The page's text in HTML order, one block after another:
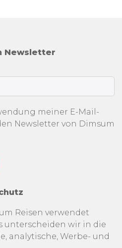
Newsletter
meiner E-Mail-
Newsletter von Dimsum
Reisen verwendet
unterscheiden wir in die
analytische, Werbe- und